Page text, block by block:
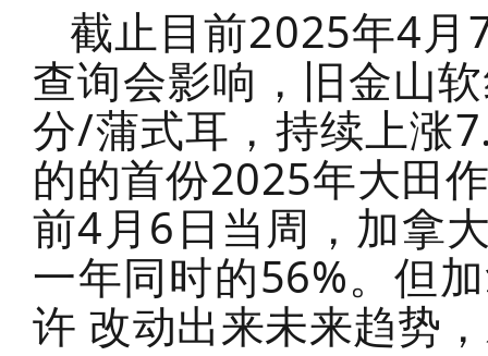
截止目前2025年4月
查询会影响，旧金山
分/蒲式耳，持续上涨
的的首份2025年大田
前4月6日当周，加拿
一年同时的56%。但
许 改动出来未来趋势